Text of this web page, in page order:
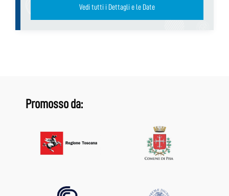
Vedi tutti i Dettagli e le Date
Promosso da: